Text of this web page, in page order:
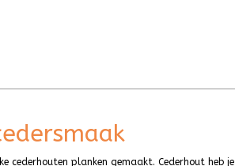
cederhouten planken gemaakt. Cederhout